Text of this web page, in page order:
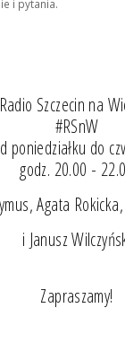
i pytania.
Szczecin na
#RSnW
poniedziałku do
godz. 20.00 -
Agata
i Janusz
Zapraszamy!